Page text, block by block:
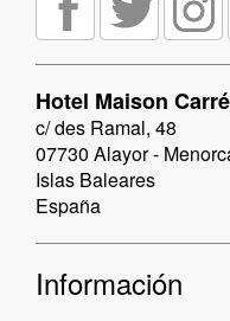
Hotel Maison
c/ des Ramal, 48
07730 Alayor -
Islas Baleares
España
Información